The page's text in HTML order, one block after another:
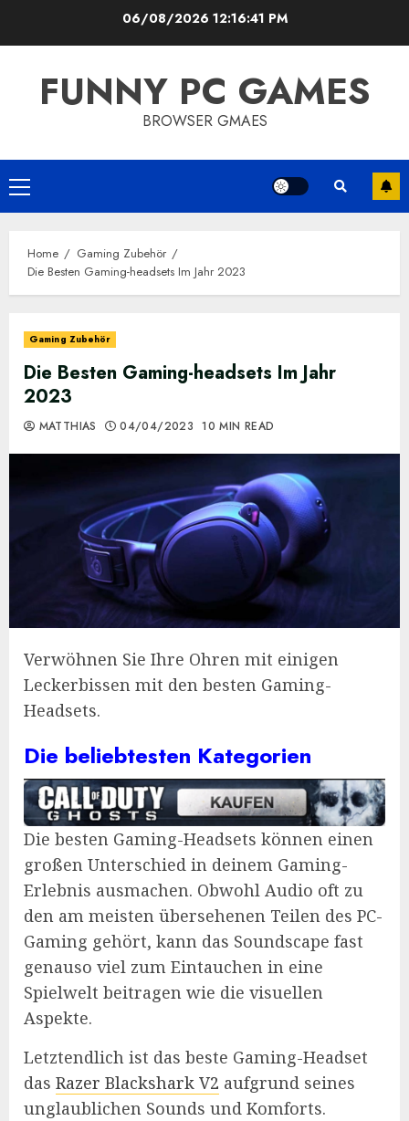
06/08/2026 12:16:42 PM
FUNNY PC GAMES
BROWSER GMAES
Primary
Menu
Home
Gaming Zubehör
Die Besten Gaming-headsets Im Jahr 2023
Gaming Zubehör
Die Besten Gaming-headsets Im Jahr
2023
MATTHIAS 04/04/2023 10 MIN READ
Verwöhnen Sie Ihre Ohren mit einigen
Leckerbissen mit den besten Gaming-
Headsets.
Die beliebtesten Kategorien
Die besten Gaming-Headsets können einen
großen Unterschied in deinem Gaming-
Erlebnis ausmachen. Obwohl Audio oft zu
den am meisten übersehenen Teilen des PC-
Gaming gehört, kann das Soundscape fast
genauso viel zum Eintauchen in eine
Spielwelt beitragen wie die visuellen
Aspekte.
Letztendlich ist das beste Gaming-Headset
das Razer Blackshark V2 aufgrund seines
unglaublichen Sounds und Komforts.